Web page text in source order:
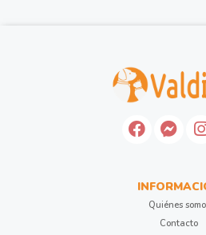
Quiénes
Contacto